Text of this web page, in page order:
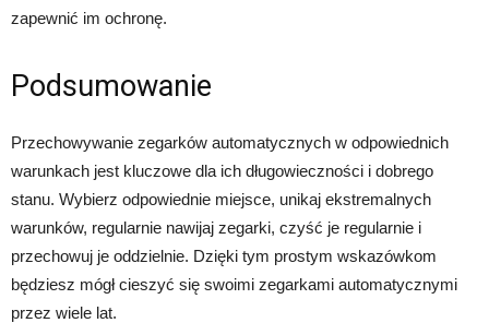
zapewnić im ochronę.
Podsumowanie
Przechowywanie zegarków automatycznych w odpowiednich
warunkach jest kluczowe dla ich długowieczności i dobrego
stanu. Wybierz odpowiednie miejsce, unikaj ekstremalnych
warunków, regularnie nawijaj zegarki, czyść je regularnie i
przechowuj je oddzielnie. Dzięki tym prostym wskazówkom
będziesz mógł cieszyć się swoimi zegarkami automatycznymi
przez wiele lat.